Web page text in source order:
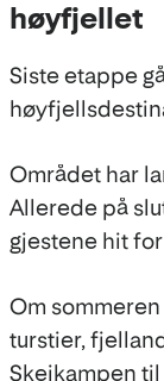
høyfjellet
Siste etappe
Området har
Allerede på
gjestene hit
Om
turstier,
Skeikampen